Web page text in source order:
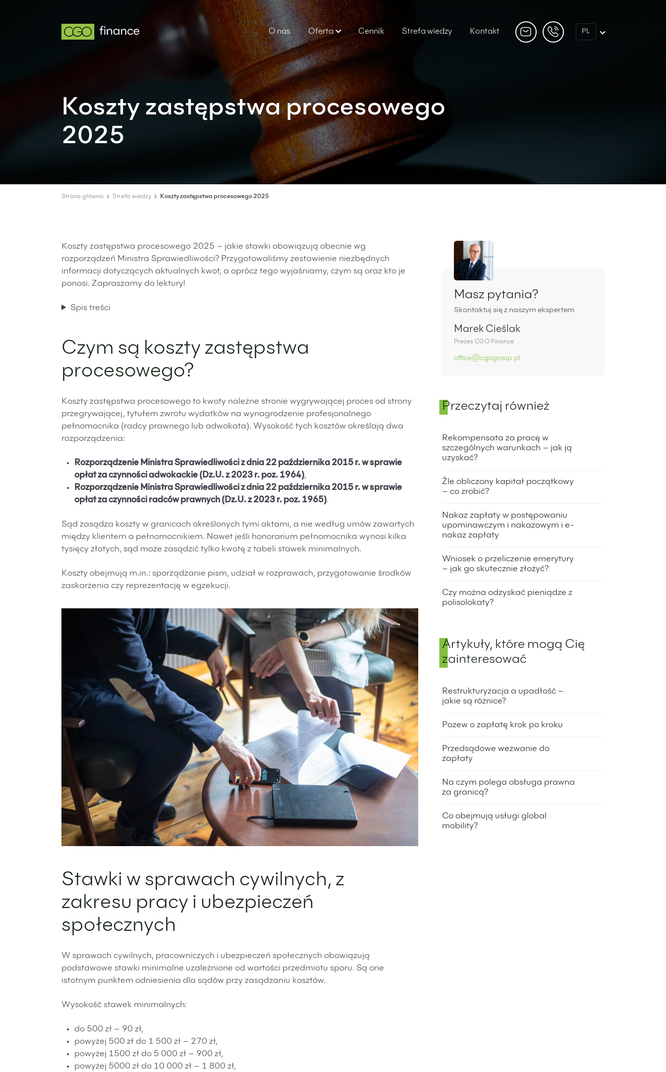
O nas Oferta Cennik Strefa wiedzy Kontakt PL
Koszty zastępstwa procesowego
2025
Strona główna Strefa wiedzy Koszty zastępstwa procesowego 2025
Koszty zastępstwa procesowego 2025 – jakie stawki obowiązują obecnie wg
rozporządzeń Ministra Sprawiedliwości? Przygotowaliśmy zestawienie niezbędnych
informacji dotyczących aktualnych kwot, a oprócz tego wyjaśniamy, czym są oraz kto je
ponosi. Zapraszamy do lektury!
Spis treści
Czym są koszty zastępstwa
procesowego?
Koszty zastępstwa procesowego to kwoty należne stronie wygrywającej proces od strony
przegrywającej, tytułem zwrotu wydatków na wynagrodzenie profesjonalnego
pełnomocnika (radcy prawnego lub adwokata). Wysokość tych kosztów określają dwa
rozporządzenia:
Rozporządzenie Ministra Sprawiedliwości z dnia 22 października 2015 r. w sprawie
opłat za czynności adwokackie (Dz.U. z 2023 r. poz. 1964),
Rozporządzenie Ministra Sprawiedliwości z dnia 22 października 2015 r. w sprawie
opłat za czynności radców prawnych (Dz.U. z 2023 r. poz. 1965).
Sąd zasądza koszty w granicach określonych tymi aktami, a nie według umów zawartych
między klientem a pełnomocnikiem. Nawet jeśli honorarium pełnomocnika wynosi kilka
tysięcy złotych, sąd może zasądzić tylko kwotę z tabeli stawek minimalnych.
Koszty obejmują m.in.: sporządzanie pism, udział w rozprawach, przygotowanie środków
zaskarżenia czy reprezentację w egzekucji.
Stawki w sprawach cywilnych, z
zakresu pracy i ubezpieczeń
społecznych
W sprawach cywilnych, pracowniczych i ubezpieczeń społecznych obowiązują
podstawowe stawki minimalne uzależnione od wartości przedmiotu sporu. Są one
istotnym punktem odniesienia dla sądów przy zasądzaniu kosztów.
Wysokość stawek minimalnych:
do 500 zł – 90 zł,
powyżej 500 zł do 1 500 zł – 270 zł,
powyżej 1500 zł do 5 000 zł – 900 zł,
powyżej 5000 zł do 10 000 zł – 1 800 zł,
Panel boczny
Masz pytania?
Skontaktuj się z naszym ekspertem
Marek Cieślak
Prezes CGO Finance
office@cgogroup.pl
Przeczytaj również
Rekompensata za pracę w
szczególnych warunkach – jak ją
uzyskać?
3 lipca 2025
Źle obliczony kapitał początkowy
– co zrobić?
Nakaz zapłaty w postępowaniu
upominawczym i nakazowym i e-
nakaz zapłaty
Wniosek o przeliczenie emerytury
– jak go skutecznie złożyć?
Czy można odzyskać pieniądze z
polisolokaty?
Artykuły, które mogą Cię
zainteresować
Restrukturyzacja a upadłość –
jakie są różnice?
Pozew o zapłatę krok po kroku
Przedsądowe wezwanie do
zapłaty
Na czym polega obsługa prawna
za granicą?
Co obejmują usługi global
mobility?